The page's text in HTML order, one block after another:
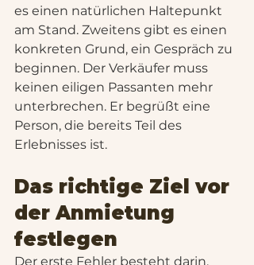
es einen natürlichen Haltepunkt
am Stand. Zweitens gibt es einen
konkreten Grund, ein Gespräch zu
beginnen. Der Verkäufer muss
keinen eiligen Passanten mehr
unterbrechen. Er begrüßt eine
Person, die bereits Teil des
Erlebnisses ist.
Das richtige Ziel vor
der Anmietung
festlegen
Der erste Fehler besteht darin,